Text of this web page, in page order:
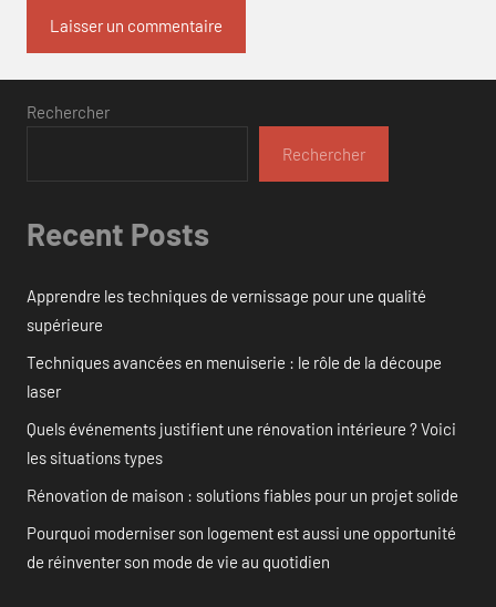
Rechercher
Rechercher
Recent Posts
Apprendre les techniques de vernissage pour une qualité
supérieure
Techniques avancées en menuiserie : le rôle de la découpe
laser
Quels événements justifient une rénovation intérieure ? Voici
les situations types
Rénovation de maison : solutions fiables pour un projet solide
Pourquoi moderniser son logement est aussi une opportunité
de réinventer son mode de vie au quotidien